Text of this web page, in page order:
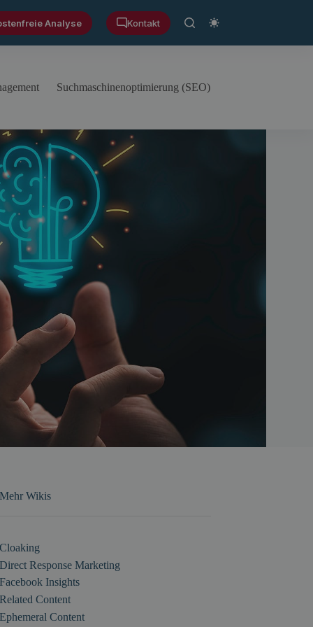
Analyse Kontakt
Suchmaschinenoptimierung (SEO)
Mehr Wikis
Cloaking
Direct Response Marketing
Facebook Insights
Related Content
Ephemeral Content